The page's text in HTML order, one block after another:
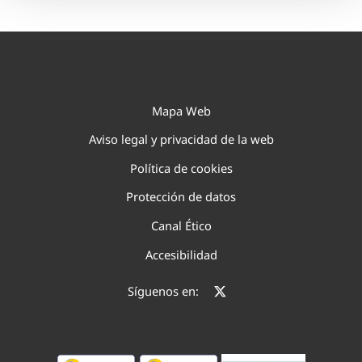
Mapa Web
Aviso legal y privacidad de la web
Política de cookies
Protección de datos
Canal Ético
Accesibilidad
Síguenos en: